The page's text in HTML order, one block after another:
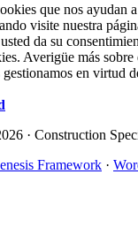
que nos ayudan
visite nuestra
da su
Averigüe más sobre
en virtud
· Construction
Framework ·